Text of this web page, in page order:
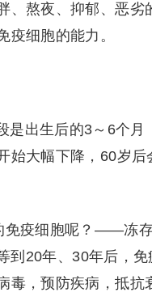
、熬夜、抑郁、恶
疫细胞的能力。
是出生后的3～6个
始大幅下降，60岁
免疫细胞呢？——冻
20年、30年后，免
毒，预防疾病，抵抗